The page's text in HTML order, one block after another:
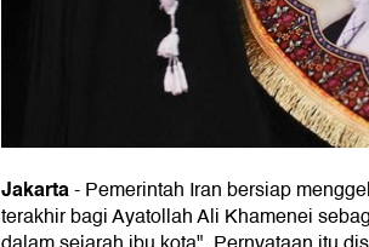
Jakarta-Pemerintah Iran bersiap
terakhir bagi Ayatollah Ali Khamenei